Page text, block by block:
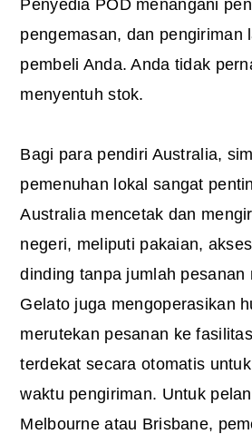
Penyedia POD menangani
pengemasan, dan pengiriman
pembeli Anda. Anda tidak
menyentuh stok.
Bagi para pendiri Australia,
pemenuhan lokal sangat
Australia mencetak dan
negeri, meliputi pakaian,
dinding tanpa jumlah pesanan
Gelato juga mengoperasikan
merutekan pesanan ke
terdekat secara otomatis
waktu pengiriman. Untuk
Melbourne atau Brisbane,